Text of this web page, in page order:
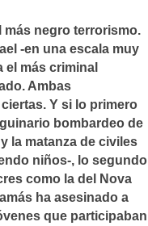
más negro terrorismo.
-en una escala muy
más criminal
Ambas
Y si lo primero
bombardeo de
la matanza de civiles
niños-, lo segundo
como la del Nova
ha asesinado a
que participaban